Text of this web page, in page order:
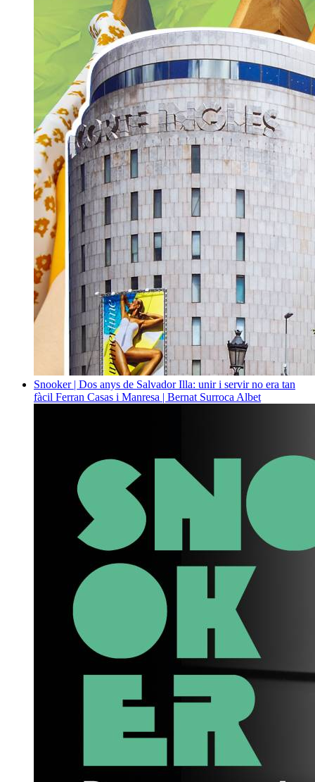
Snooker | Dos anys de Salvador Illa: unir i servir no era tan
fàcil Ferran Casas i Manresa | Bernat Surroca Albet